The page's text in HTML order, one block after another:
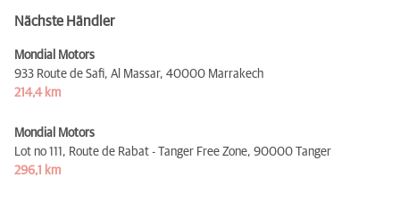
Nächste Händler
Mondial Motors
933 Route de Safi, Al Massar, 40000 Marrakech
214,4 km
Mondial Motors
Lot no 111, Route de Rabat - Tanger Free Zone, 90000 Tanger
296,1 km